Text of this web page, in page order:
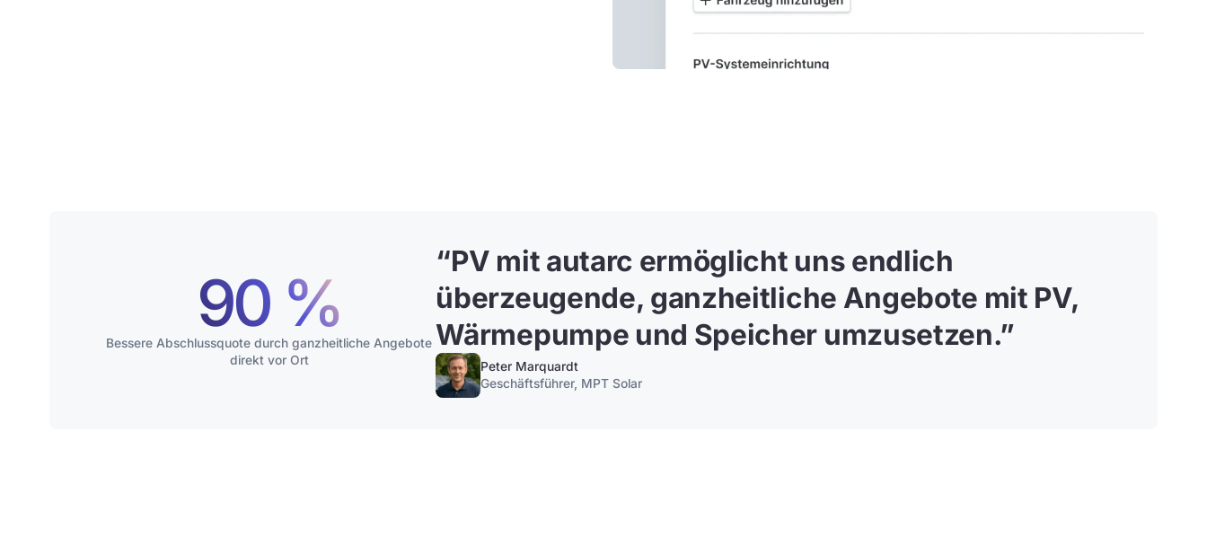
90 %
Bessere Abschlussquote durch ganzheitliche Angebote
direkt vor Ort
“PV mit autarc ermöglicht uns endlich
überzeugende, ganzheitliche Angebote mit PV,
Wärmepumpe und Speicher umzusetzen.”
Peter Marquardt
Geschäftsführer, MPT Solar